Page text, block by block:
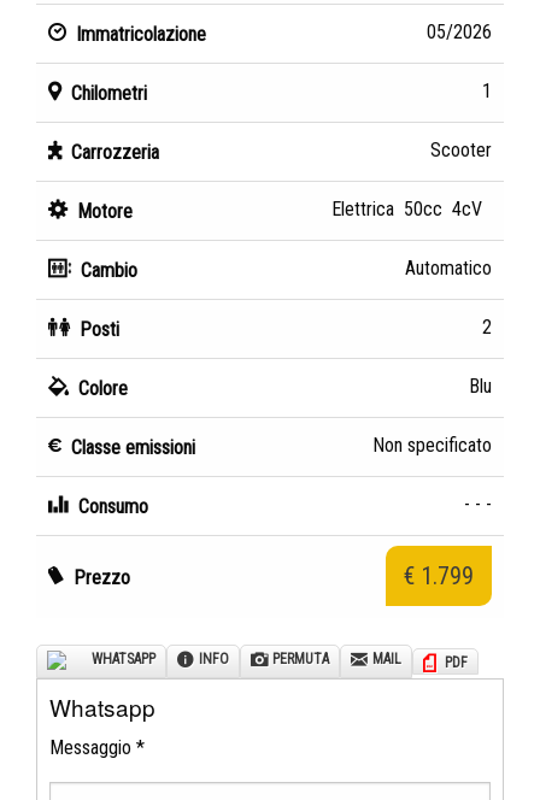
Immatricolazione 05/2026
Chilometri 1
Carrozzeria Scooter
Motore Elettrica 50cc 4cV
Cambio Automatico
Posti 2
Colore Blu
Classe emissioni Non specificato
Consumo - - -
Prezzo € 1.799
WHATSAPP INFO PERMUTA MAIL PDF
Whatsapp
Messaggio *